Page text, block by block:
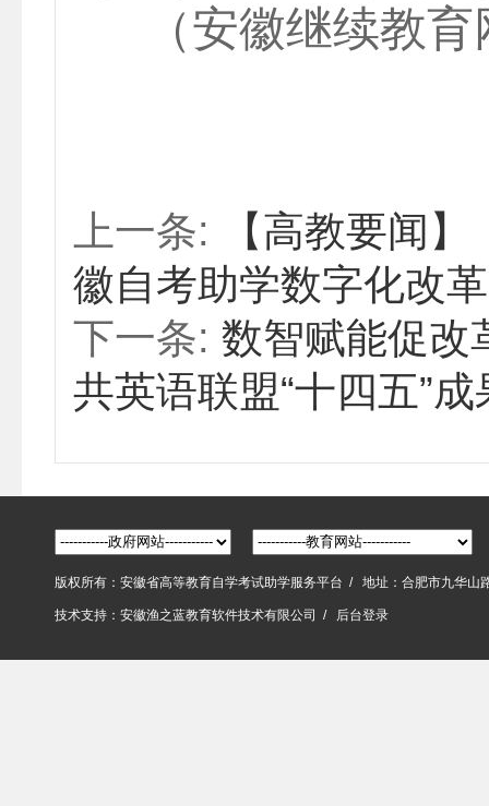
（安徽继续教
上一条:
【高教要闻
徽自考助学数字化改
下一条: 数智赋能促
共英语联盟“十四五”
版权所有：安徽省高等教育自学考试助学服务平台 / 地址：合肥市九华山
技术支持： 安徽渔之蓝教育软件技术有限公司 / 后台登录